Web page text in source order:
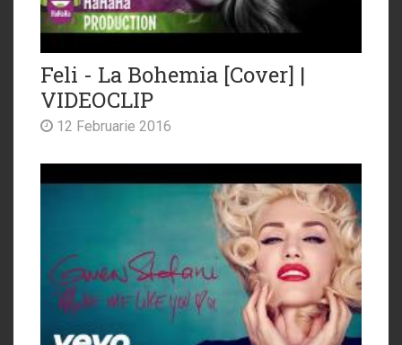
Feli - La Bohemia [Cover] |
VIDEOCLIP
12 Februarie 2016